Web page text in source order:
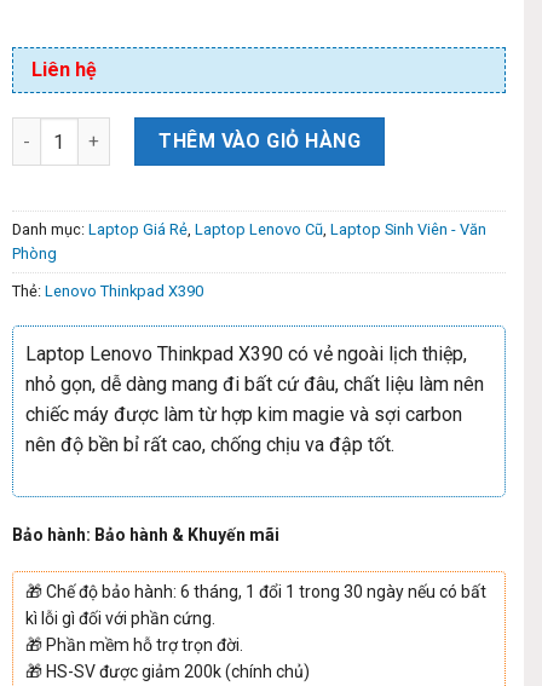
Liên hệ
THÊM VÀO GIỎ HÀNG
Danh mục: Laptop Giá Rẻ Laptop Lenovo Cũ Laptop Sinh Viên - Văn
Phòng
Thẻ: Lenovo Thinkpad X390
Laptop Lenovo Thinkpad X390 có vẻ ngoài lịch thiệp,
nhỏ gọn, dễ dàng mang đi bất cứ đâu, chất liệu làm nên
chiếc máy được làm từ hợp kim magie và sợi carbon
nên độ bền bỉ rất cao, chống chịu va đập tốt.
Bảo hành: Bảo hành & Khuyến mãi
🎁Chế độ bảo hành: 6 tháng, 1 đổi 1 trong 30 ngày nếu có bất
kì lỗi gì đối với phần cứng.
🎁 Phần mềm hỗ trợ trọn đời.
🎁 HS-SV được giảm 200k (chính chủ)